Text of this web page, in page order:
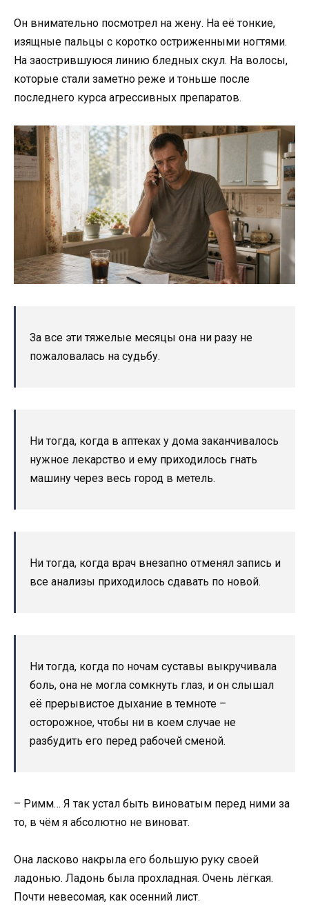
Он внимательно посмотрел на жену. На её тонкие,
изящные пальцы с коротко остриженными ногтями.
На заострившуюся линию бледных скул. На волосы,
которые стали заметно реже и тоньше после
последнего курса агрессивных препаратов.
За все эти тяжелые месяцы она ни разу не
пожаловалась на судьбу.
Ни тогда, когда в аптеках у дома заканчивалось
нужное лекарство и ему приходилось гнать
машину через весь город в метель.
Ни тогда, когда врач внезапно отменял запись и
все анализы приходилось сдавать по новой.
Ни тогда, когда по ночам суставы выкручивала
боль, она не могла сомкнуть глаз, и он слышал
её прерывистое дыхание в темноте –
осторожное, чтобы ни в коем случае не
разбудить его перед рабочей сменой.
– Римм… Я так устал быть виноватым перед ними за
то, в чём я абсолютно не виноват.
Она ласково накрыла его большую руку своей
ладонью. Ладонь была прохладная. Очень лёгкая.
Почти невесомая, как осенний лист.